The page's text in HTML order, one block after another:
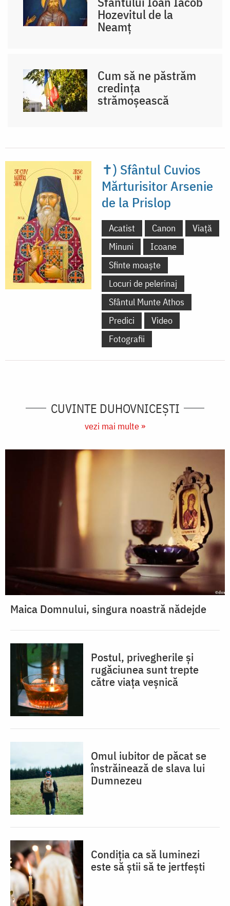
Hozevitul de la
Neamț
Cum să ne păstrăm
credința
strămoșească
✝) Sfântul Cuvios
Mărturisitor Arsenie
de la Prislop
Acatist Canon
Viață
Minuni
Icoane
Sfinte moaște
Locuri de pelerinaj
Sfântul Munte Athos
Predici
Video
Fotografii
CUVINTE DUHOVNICEȘTI
vezi mai multe »
Maica Domnului, singura noastră nădejde
Postul, privegherile și
rugăciunea sunt trepte
către viața veșnică
Omul iubitor de păcat se
înstrăinează de slava lui
Dumnezeu
Condiția ca să luminezi
este să știi să te jertfești